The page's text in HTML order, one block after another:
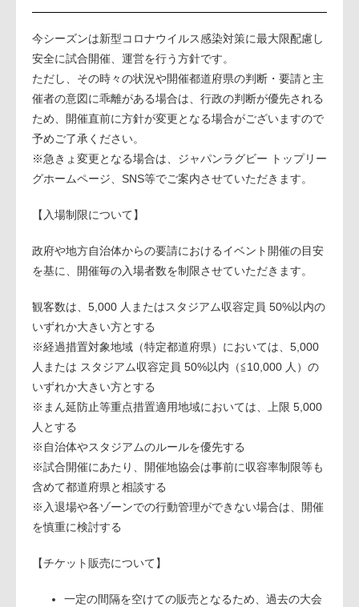
今シーズンは新型コロナウイルス感染対策に最大限配慮し
安全に試合開催、運営を行う方針です。
ただし、その時々の状況や開催都道府県の判断・要請と主
催者の意図に乖離がある場合は、行政の判断が優先される
ため、開催直前に方針が変更となる場合がございますので
予めご了承ください。
※急きょ変更となる場合は、ジャパンラグビー トップリー
グホームページ、SNS等でご案内させていただきます。
【入場制限について】
政府や地方自治体からの要請におけるイベント開催の目安
を基に、開催毎の入場者数を制限させていただきます。
観客数は、5,000 人またはスタジアム収容定員 50%以内の
いずれか大きい方とする
※経過措置対象地域（特定都道府県）においては、5,000
人または スタジアム収容定員 50%以内（≦10,000 人）の
いずれか大きい方とする
※まん延防止等重点措置適用地域においては、上限 5,000
人とする
※自治体やスタジアムのルールを優先する
※試合開催にあたり、開催地協会は事前に収容率制限等も
含めて都道府県と相談する
※入退場や各ゾーンでの行動管理ができない場合は、開催
を慎重に検討する
【チケット販売について】
一定の間隔を空けての販売となるため、過去の大会